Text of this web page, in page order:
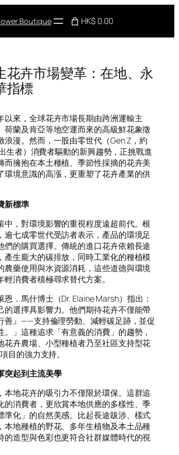
Boutique HK$ 0.00
花卉市場變革：在地、永
指標
以來，全球花卉市場長期由跨洲運輸主
荷蘭及肯亞等地空運而來的高級鮮花象徵
浪漫。然而，一股由零世代（Gen Z，約
生者）消費者驅動的新興趨勢，正挑戰進
而擁抱在本土種植、季節性採摘的花卉美
環境意識的高漲，更重塑了花卉產業的供
新標準
中，對環境影響的重視程度遠超前代。根
逾七成零世代受訪者表示，產品的環境足
們的購買選擇。傳統的進口花卉依賴長途
產生龐大的碳排放，同時工業化的種植模
農藥使用與水資源消耗，這些道德與環境
消費者積極尋求替代方案。
恩．馬什博士（Dr. Elaine Marsh）指出：
的選擇具影響力。他們期待花卉不僅能帶
善』——支持倫理勞動、減輕碳足跡，並促
。」這種追求「有意義的消費」的趨勢，
花卉農場、小型種植者乃至社區支持型花
目的強力支持。
突起到主流美學
本地花卉的吸引力不僅限於環保。這群追
的消費者，更欣賞本地供應的多樣性、季
準化」的自然美感。比起長途跋涉、樣式
本地種植的野花、多年生植物及本土品種
的造型與色彩也更符合社群媒體時代的視